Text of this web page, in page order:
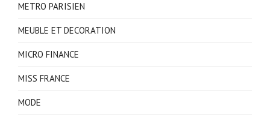
METRO PARISIEN
MEUBLE ET DECORATION
MICRO FINANCE
MISS FRANCE
MODE